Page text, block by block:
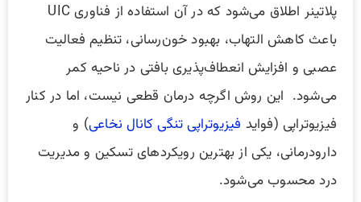
پلاتینر اطلاق می‌شود که در آن استفاده از فناوری UIC
باعث کاهش التهاب، بهبود خون‌رسانی، تنظیم فعالیت
عصبی و افزایش انعطاف‌پذیری بافتی در ناحیه کمر
می‌شود. این روش اگرچه درمان قطعی نیست، اما در کنار
فیزیوتراپی (فواید فیزیوتراپی تنگی کانال نخاعی) و
دارودرمانی، یکی از بهترین رویکردهای تسکین و مدیریت
درد محسوب می‌شود.